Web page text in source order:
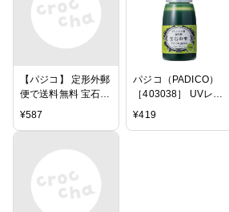
リジナル 猫 must レ
ジンクラフト ハード
タイプ UVレジン液
道具 ネ
【パジコ】 定形外郵
便で送料無料 宝石の
雫 UVレジン着色剤
¥587
パジコ（PADICO）
［403038］ UVレジ
ン専用着色剤 宝石
¥419